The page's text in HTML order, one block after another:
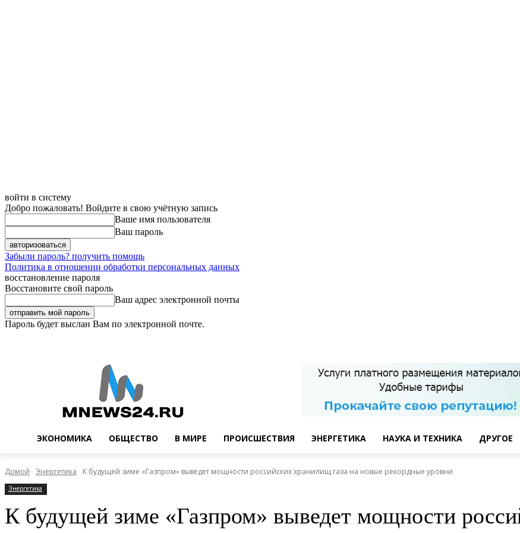
войти в систему
Добро пожаловать! Войдите в свою учётную запись
Ваше имя пользователя
Ваш пароль
Забыли пароль? получить помощь
Политика в отношении обработки персональных данных
восстановление пароля
Восстановите свой пароль
Ваш адрес электронной почты
Пароль будет выслан Вам по электронной почте.
ЭКОНОМИКА ОБЩЕСТВО В МИРЕ ПРОИСШЕСТВИЯ ЭНЕРГЕТИКА НАУКА И ТЕХНИКА ДРУГОЕ
Домой Энергетика К будущей зиме «Газпром» выведет мощности российских хранилищ газа на новые рекордные уровни
Энергетика
К будущей зиме «Газпром» выведет мощности